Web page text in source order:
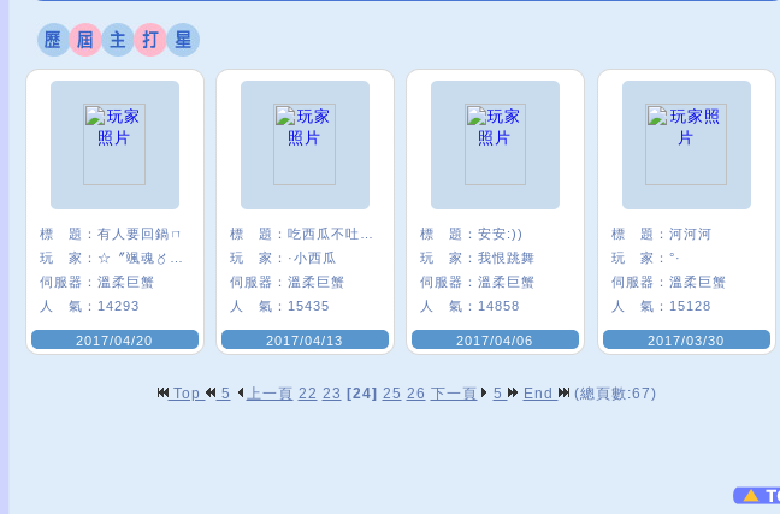
標 題： 有人要回鍋ㄇ
玩 家：
伺服器： 溫柔巨蟹
人 氣： 14293
2017/04/20
標 題：
玩 家： ·小西瓜
伺服器： 溫柔巨蟹
人 氣： 15435
2017/04/13
標 題： 安安:))
玩 家： 我恨跳舞
伺服器： 溫柔巨蟹
人 氣： 14858
2017/04/06
標 題： 河河河
玩 家： °·
伺服器： 溫柔巨蟹
人 氣： 15128
2017/03/30
Top 5 上一頁 22 23 [24] 25 26 下一頁 5 End (總頁數:67)